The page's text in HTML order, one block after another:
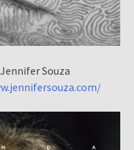
Souza